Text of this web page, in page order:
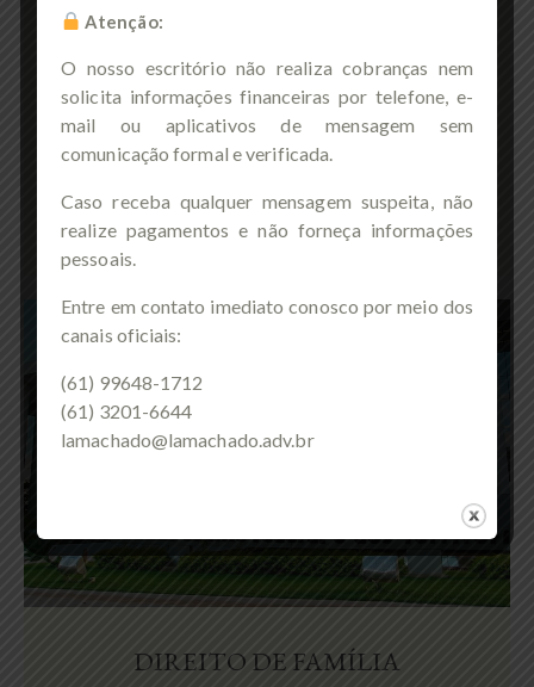
DIREITO IMOBILIÁRIO E
Suporte legal para todos os aspectos
relacionados à gestão e transações
imobiliárias, bem como à administração
DIREITO DE FAMÍLIA
Atenção:
O nosso escritório não realiza cobranças nem
solicita informações financeiras por telefone, e-
mail ou aplicativos de mensagem sem
comunicação formal e verificada.
Caso receba qualquer mensagem suspeita, não
realize pagamentos e não forneça informações
pessoais.
Entre em contato imediato conosco por meio dos
canais oficiais:
(61) 99648-1712
(61) 3201-6644
lamachado@lamachado.adv.br